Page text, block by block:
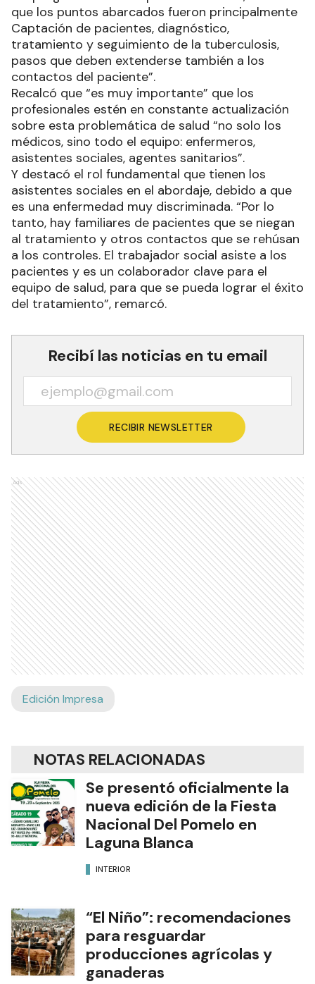
que los puntos abarcados fueron principalmente
Captación de pacientes, diagnóstico,
tratamiento y seguimiento de la tuberculosis,
pasos que deben extenderse también a los
contactos del paciente”.
Recalcó que “es muy importante” que los
profesionales estén en constante actualización
sobre esta problemática de salud “no solo los
médicos, sino todo el equipo: enfermeros,
asistentes sociales, agentes sanitarios”.
Y destacó el rol fundamental que tienen los
asistentes sociales en el abordaje, debido a que
es una enfermedad muy discriminada. “Por lo
tanto, hay familiares de pacientes que se niegan
al tratamiento y otros contactos que se rehúsan
a los controles. El trabajador social asiste a los
pacientes y es un colaborador clave para el
equipo de salud, para que se pueda lograr el éxito
del tratamiento”, remarcó.
Recibí las noticias en tu email
RECIBIR NEWSLETTER
Ads
Edición Impresa
NOTAS RELACIONADAS
Se presentó oficialmente la
nueva edición de la Fiesta
Nacional Del Pomelo en
Laguna Blanca
INTERIOR
“El Niño”: recomendaciones
para resguardar
producciones agrícolas y
ganaderas